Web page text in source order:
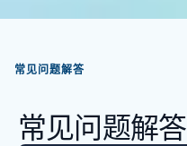
常见问题解答
常见问题解答